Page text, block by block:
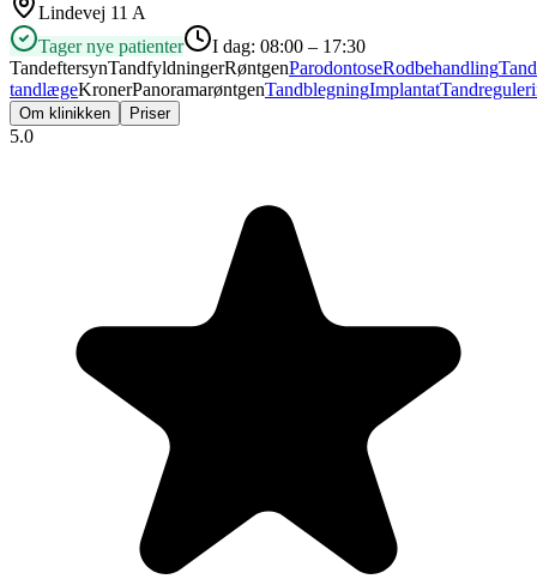
Lindevej 11 A
Tager nye patienter
I dag: 08:00 – 17:30
TandeftersynTandfyldningerRøntgenParodontoseRodbehandling
tandlægeKronerPanoramarøntgenTandblegningImplantat
Om klinikken Priser
5.0